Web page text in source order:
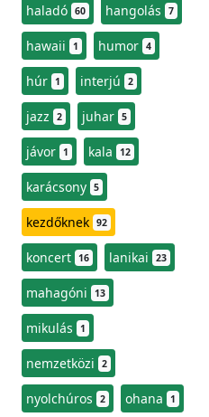
haladó 60 hangolás 7
hawaii 1 humor 4
húr 1 interjú 2
jazz 2 juhar 5
jávor 1 kala 12
karácsony 5
kezdőknek 92
koncert 16 lanikai 23
mahagóni 13
mikulás 1
nemzetközi 2
nyolchúros 2 ohana 1